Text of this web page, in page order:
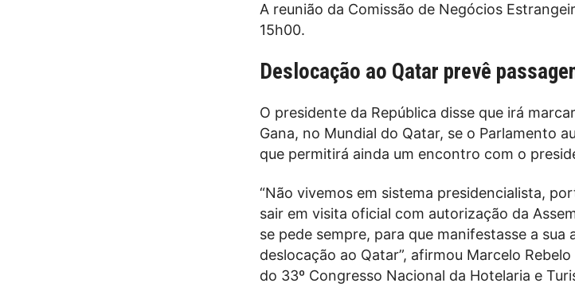
A reunião da Comissão de Negócios
15h00.
Deslocação ao Qatar prevê
O presidente da República disse que irá
Gana, no Mundial do Qatar, se o Parlamento
que permitirá ainda um encontro com o
“Não vivemos em sistema presidencialista,
sair em visita oficial com autorização da
se pede sempre, para que manifestasse a sua
deslocação ao Qatar”, afirmou Marcelo
do 33º Congresso Nacional da Hotelaria e